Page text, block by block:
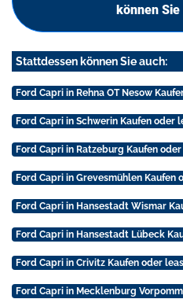
können
Stattdessen können Sie auch:
Ford Capri in Rehna OT Nesow
Ford Capri in Schwerin Kaufen oder
Ford Capri in Ratzeburg Kaufen
Ford Capri in Grevesmühlen Kaufen
Ford Capri in Hansestadt Wismar
Ford Capri in Hansestadt Lübeck
Ford Capri in Crivitz Kaufen oder
Ford Capri in Mecklenburg